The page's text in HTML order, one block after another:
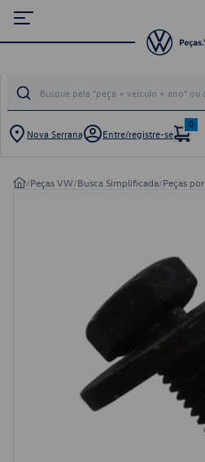
Nova Serrana Entre/registre-se
0
/Peças VW/Busca Simplificada/Peças